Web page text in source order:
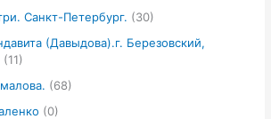
Санкт-Петербург. (30)
(Давыдова).г. Березовский,
(11)
(68)
(0)